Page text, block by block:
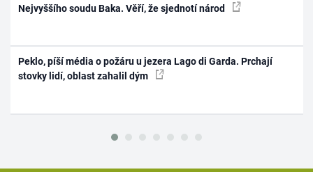
Nejvyššího soudu Baka. Věří, že sjednotí národ
Peklo, píší média o požáru u jezera Lago di Garda. Prchají
stovky lidí, oblast zahalil dým